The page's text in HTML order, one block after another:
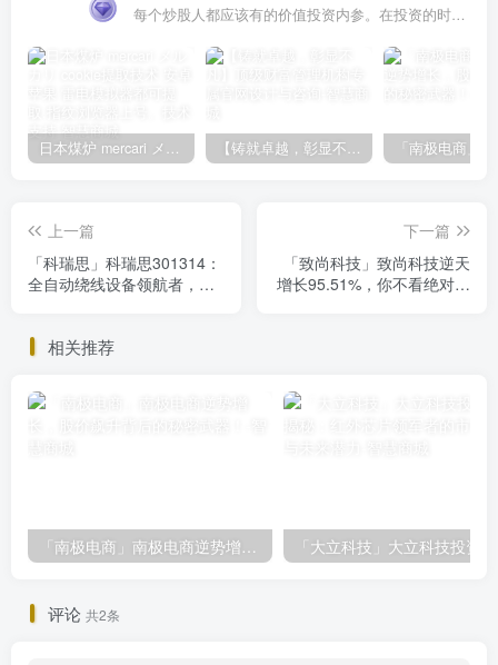
每个炒股人都应该有的价值投资内参。在投资的时候，我们把自己看成是企业分析师——而不是市场分析师，也不是宏观经济分析师，更不是证券分析师。
日本煤炉 mercari メルカリ cookie提取技术 安卓 苹果 雷电模拟器都可提取,指纹浏览器上号。技术支持 【铸就卓越，彰显不凡】顶级财富管理机构专属官网设计与咨询
上一篇
「科瑞思」科瑞思301314：
全自动绕线设备领航者，盈
下一篇
「致尚科技」致尚科技逆天
增长95.51%，你不看绝对后
相关推荐
「南极电商」南极电商逆势增长，股价飙升背后的秘密武器！
评论 共2条